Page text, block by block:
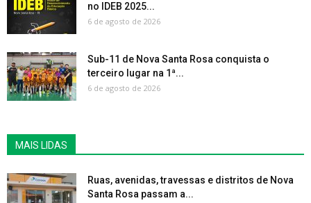
no IDEB 2025...
6 de agosto de 2026
Sub-11 de Nova Santa Rosa conquista o
terceiro lugar na 1ª...
6 de agosto de 2026
MAIS LIDAS
Ruas, avenidas, travessas e distritos de Nova
Santa Rosa passam a...